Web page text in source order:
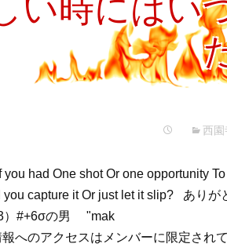
い時にはい
西園
you had One shot Or one opportunity
you capture it Or just let it slip? ありが
）#+6σの男 "mak
報へのアクセスはメンバーに限定され